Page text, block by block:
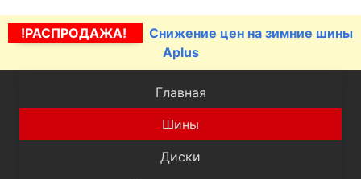
!РАСПРОДАЖА!
Снижение цен на зимние шины
Aplus
Главная
Шины
Диски